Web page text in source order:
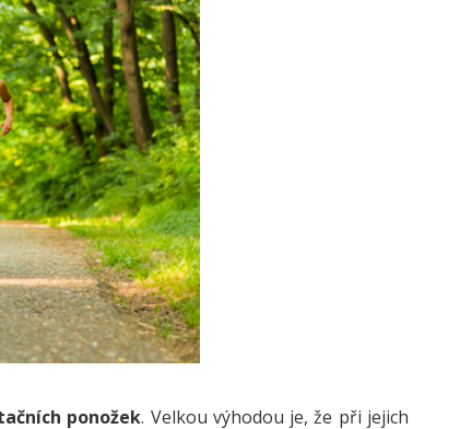
ponožek. Velkou výhodou je, že při jejich